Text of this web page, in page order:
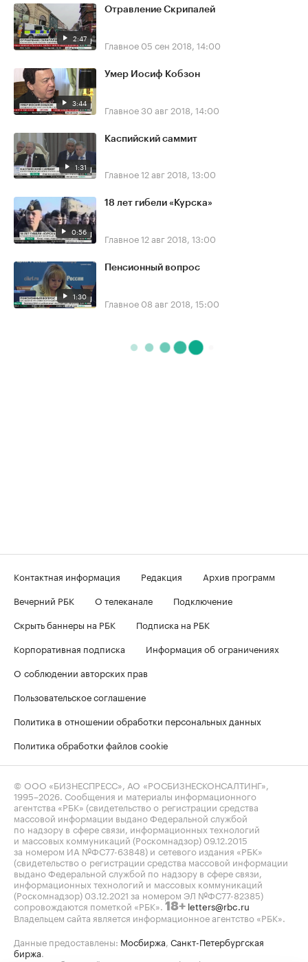
2:47
Отравление Скрипалей
Главное 05 сен 2018, 14:00
3:44
Умер Иосиф Кобзон
Главное30 авг 2018, 14:00
1:31
Каспийский саммит
Главное12 авг 2018, 13:00
0:56
18 лет гибели «Курска»
Главное12 авг 2018, 13:00
1:30
Пенсионный вопрос
Главное 08 авг 2018, 15:00
Контактная информация Редакция
Архив программ
Вечерний РБК
О телеканале
Подключение
Скрыть баннеры на РБК
Подписка на РБК
Корпоративная подписка
Информация об ограничениях
О соблюдении авторских прав
Пользовательское соглашение
Политика в отношении обработки персональных данных
Политика обработки файлов cookie
© ООО «БИЗНЕСПРЕСС», АО «РОСБИЗНЕСКОНСАЛТИНГ»,
1995–2026 . Сообщения и материалы информационного
агентства «РБК» (свидетельство о регистрации средства
массовой информации выдано Федеральной службой
по надзору в сфере связи, информационных технологий
и массовых коммуникаций (Роскомнадзор) 09.12.2015
за номером ИА №ФС77-63848) и сетевого издания «РБК»
(свидетельство о регистрации средства массовой информации
выдано Федеральной службой по надзору в сфере связи,
информационных технологий и массовых коммуникаций
(Роскомнадзор) 03.12.2021 за номером ЭЛ №ФС77-82385)
сопровождаются пометкой «РБК». 18+ letters@rbc.ru
Владельцем сайта является информационное агентство «РБК».
Данные предоставлены: Мосбиржа Санкт-Петербургская
биржа